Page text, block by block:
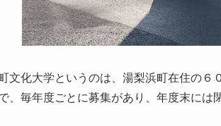
文化大学というのは、湯梨浜町在住の６
、毎年度ごとに募集があり、年度末には